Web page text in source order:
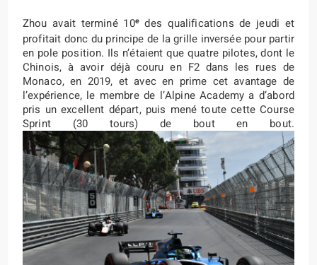
Zhou avait terminé 10edes qualifications de jeudi et
profitait donc du principe de la grille inversée pour partir
en pole position. Ils n’étaient que quatre pilotes, dont le
Chinois, à avoir déjà couru en F2 dans les rues de
Monaco, en 2019, et avec en prime cet avantage de
l’expérience, le membre de l’Alpine Academy a d’abord
pris un excellent départ, puis mené toute cette Course
Sprint (30 tours) de bout en bout.